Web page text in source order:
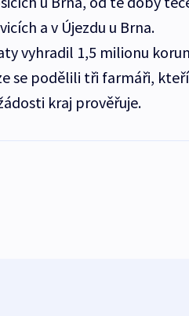
a v Újezdu u Brna.
vyhradil 1,5 milionu
se podělili tři farmáři,
kraj prověřuje.